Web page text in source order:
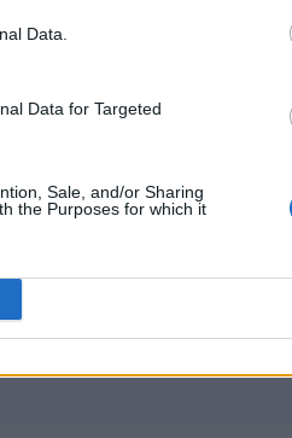
Data.
Data for Targeted
Sale, and/or Sharing
the Purposes for which it
roku. Dłuższym stażem
Macieja "Luza"
Challenger League. Pod
wielkiego finału z
do przyszłości naszej dywizji,